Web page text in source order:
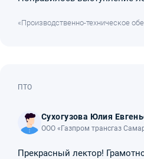
«Производственно-техническое
ПТО
Сухогузова Юлия
ООО «Газпром трансгаз
Прекрасный лектор!